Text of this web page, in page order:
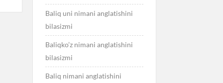
Baliq uni nimani anglatishini
bilasizmi
Baliqko’z nimani anglatishini
bilasizmi
Baliq nimani anglatishini